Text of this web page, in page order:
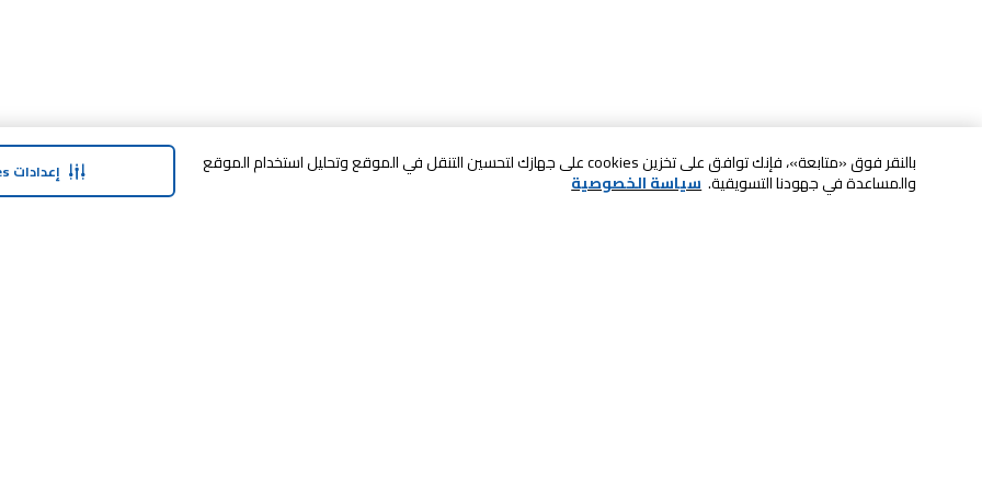
بالنقر فوق «متابعة»، فإنك توافق على تخزين cookies على جهازك لتحسين التنقل في الموقع وتحليل استخدام الموقع
والمساعدة في جهودنا التسويقية. سياسة الخصوصية إعدادات Cookies